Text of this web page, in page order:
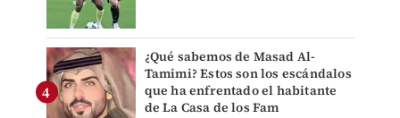
¿Qué sabemos de Masad Al-
Tamimi? Estos son los escándalos
que ha enfrentado el habitante
de La Casa de los Fam